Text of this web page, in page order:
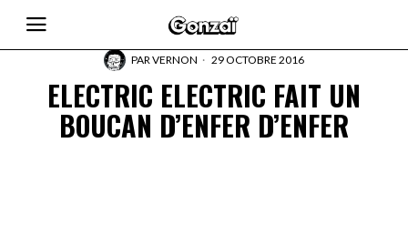
PARVERNON 29 OCTOBRE 2016
ELECTRIC ELECTRIC FAIT UN
BOUCAN D’ENFER D’ENFER